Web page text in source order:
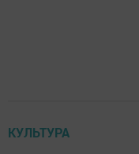
КУЛЬТУРА